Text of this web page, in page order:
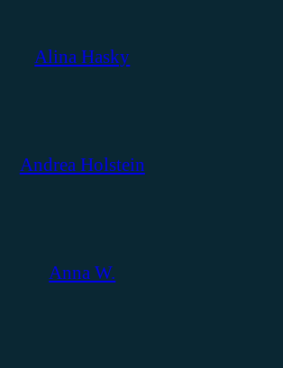
Alina Hasky
Andrea Holstein
Anna W.